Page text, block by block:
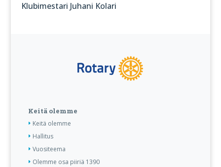
Klubimestari Juhani Kolari
Keitä olemme
Keitä olemme
Hallitus
Vuositeema
Olemme osa piiriä 1390